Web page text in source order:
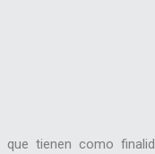
que tienen como